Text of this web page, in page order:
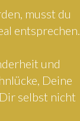
musst du
entsprechen.
und
Deine
selbst nicht